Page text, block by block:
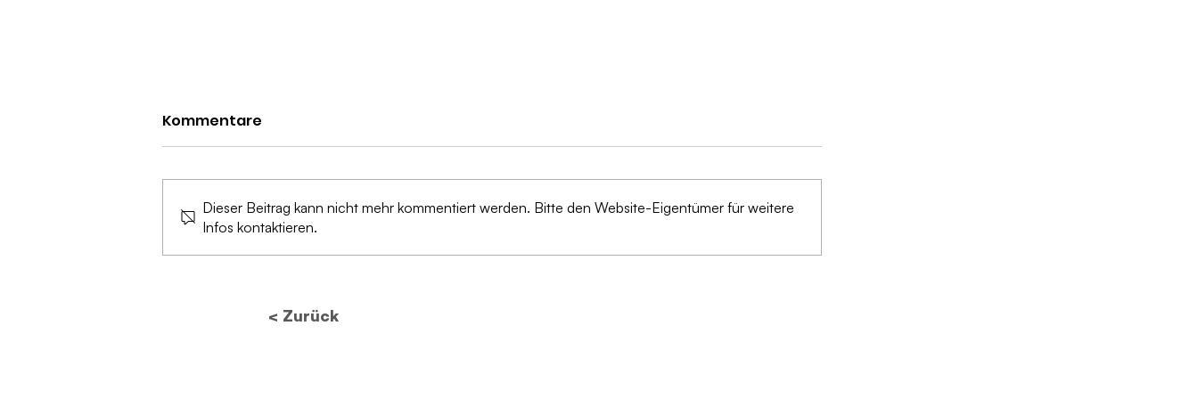
Zukunft des
Vorschriften die
Von der Theorie zur
Kommentare
Dieser Beitrag kann nicht mehr kommentiert werden. Bitte den Website-Eigentümer für weitere
Infos kontaktieren.
< Zurück